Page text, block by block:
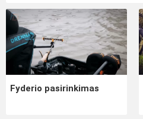
Fyderio pasirinkimas